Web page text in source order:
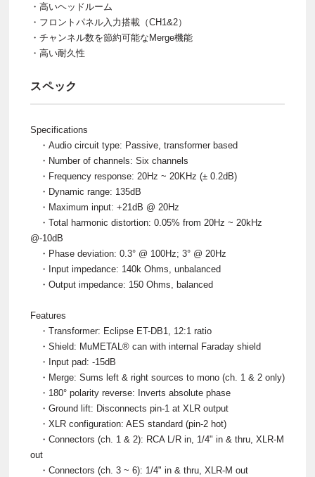
・高いヘッドルーム
・フロントパネル入力搭載（CH1&2）
・チャンネル数を節約可能なMerge機能
・高い耐久性
スペック
Specifications
・Audio circuit type: Passive, transformer based
・Number of channels: Six channels
・Frequency response: 20Hz ~ 20KHz (± 0.2dB)
・Dynamic range: 135dB
・Maximum input: +21dB @ 20Hz
・Total harmonic distortion: 0.05% from 20Hz ~ 20kHz
@-10dB
・Phase deviation: 0.3° @ 100Hz; 3° @ 20Hz
・Input impedance: 140k Ohms, unbalanced
・Output impedance: 150 Ohms, balanced
Features
・Transformer: Eclipse ET-DB1, 12:1 ratio
・Shield: MuMETAL® can with internal Faraday shield
・Input pad: -15dB
・Merge: Sums left & right sources to mono (ch. 1 & 2 only)
・180° polarity reverse: Inverts absolute phase
・Ground lift: Disconnects pin-1 at XLR output
・XLR configuration: AES standard (pin-2 hot)
・Connectors (ch. 1 & 2): RCA L/R in, 1/4" in & thru, XLR-M
out
・Connectors (ch. 3 ~ 6): 1/4" in & thru, XLR-M out